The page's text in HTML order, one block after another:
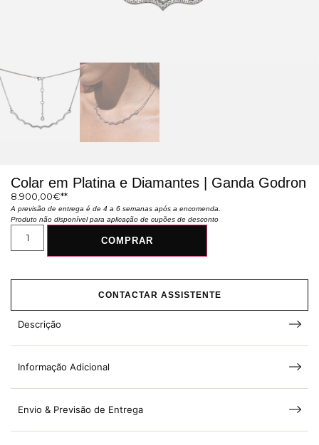
Colar em Platina e Diamantes | Ganda Godron
8.900,00€
A previsão de entrega é de 4 a 6 semanas após a encomenda.
Produto não disponível para aplicação de cupões de desconto
COMPRAR
CONTACTAR ASSISTENTE
Descrição
Informação Adicional
Envio & Previsão de Entrega